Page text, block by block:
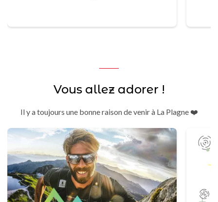
Vous allez adorer !
Il y a toujours une bonne raison de venir à La Plagne ❤️